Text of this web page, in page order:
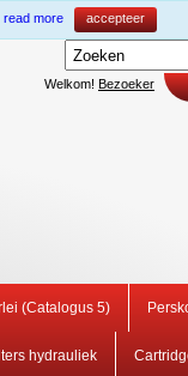
read more accepteer
Welkom! Bezoeker
(Catalogus 5)
hydrauliek